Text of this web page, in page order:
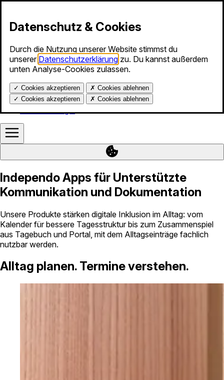
Produkte
Info-Stunde
Services
Über uns
Hilfe
Kalender-Login
Datenschutz & Cookies
Durch die Nutzung unserer Website stimmst du
unserer Datenschutzerklärung zu. Du kannst außerdem
unten Analyse-Cookies zulassen.
✓ Cookies akzeptieren ✗ Cookies ablehnen
✓ Cookies akzeptieren ✗ Cookies ablehnen
Independo Apps für Unterstützte
Kommunikation und Dokumentation
Unsere Produkte stärken digitale Inklusion im Alltag: vom
Kalender für bessere Tagesstruktur bis zum Zusammenspiel
aus Tagebuch und Portal, mit dem Alltagseinträge fachlich
nutzbar werden.
Alltag planen. Termine verstehen.